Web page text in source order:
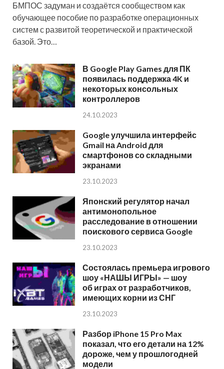
БМПОС задуман и создаётся сообществом как
обучающее пособие по разработке операционных
систем с развитой теоретической и практической
базой. Это…
В Google Play Games для ПК
появилась поддержка 4K и
некоторых консольных
контроллеров
24.10.2023
Google улучшила интерфейс
Gmail на Android для
смартфонов со складными
экранами
23.10.2023
Японский регулятор начал
антимонопольное
расследование в отношении
поискового сервиса Google
23.10.2023
Состоялась премьера игрового
шоу «НАШЫ ИГРЫ» — шоу
об играх от разработчиков,
имеющих корни из СНГ
23.10.2023
Разбор iPhone 15 Pro Max
показал, что его детали на 12%
дороже, чем у прошлогодней
модели